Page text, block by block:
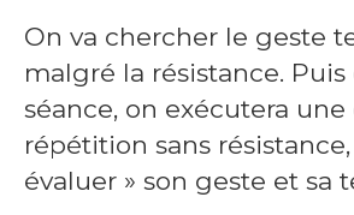
On va chercher le geste
malgré la résistance.
séance, on exécutera
répétition sans
évaluer » son geste et sa